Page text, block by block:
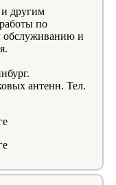
и другим
по
обслуживанию и
антенн. Тел.